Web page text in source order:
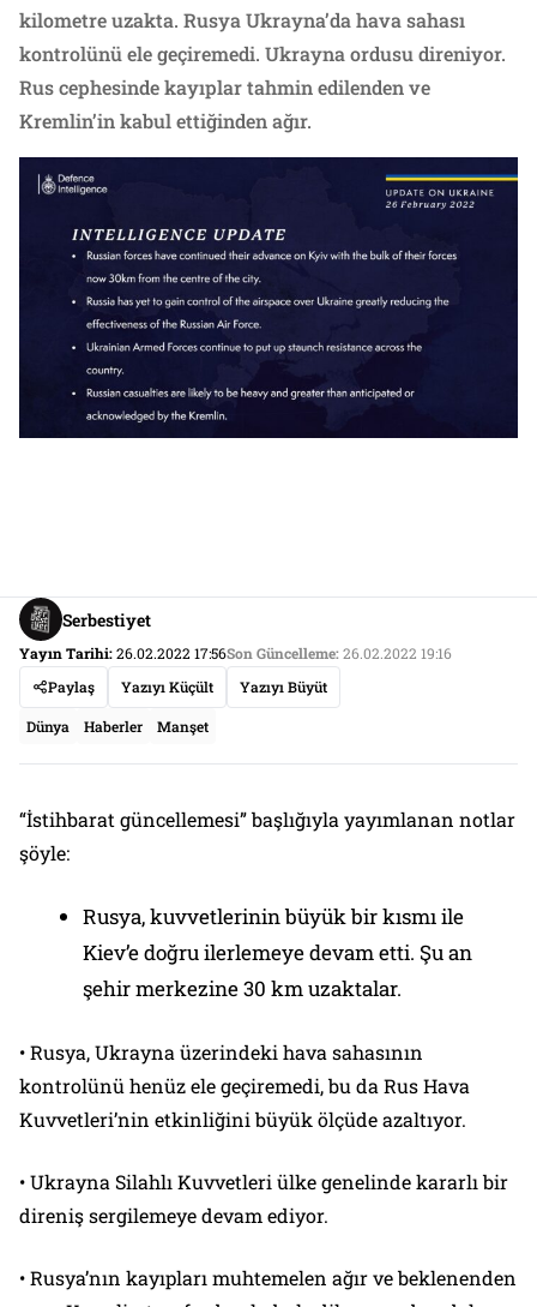
kilometre uzakta. Rusya Ukrayna’da hava sahası
kontrolünü ele geçiremedi. Ukrayna ordusu direniyor.
Rus cephesinde kayıplar tahmin edilenden ve
Kremlin’in kabul ettiğinden ağır.
Serbestiyet
Yayın Tarihi:26.02.2022 17:56Son Güncelleme:26.02.2022 19:16
Paylaş
Yazıyı Küçült Yazıyı Büyüt
Dünya Haberler Manşet
“İstihbarat güncellemesi” başlığıyla yayımlanan notlar
şöyle:
Rusya, kuvvetlerinin büyük bir kısmı ile
Kiev’e doğru ilerlemeye devam etti. Şu an
şehir merkezine 30 km uzaktalar.
• Rusya, Ukrayna üzerindeki hava sahasının
kontrolünü henüz ele geçiremedi, bu da Rus Hava
Kuvvetleri’nin etkinliğini büyük ölçüde azaltıyor.
• Ukrayna Silahlı Kuvvetleri ülke genelinde kararlı bir
direniş sergilemeye devam ediyor.
• Rusya’nın kayıpları muhtemelen ağır ve beklenenden